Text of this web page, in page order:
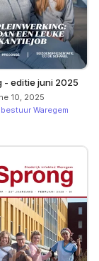
- editie juni 2025
10, 2025
Waregem